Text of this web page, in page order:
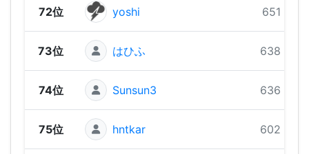
72位 yoshi 651 pts
73位 はひふ 638 pts
74位 Sunsun3 636 pts
75位 hntkar 602 pts